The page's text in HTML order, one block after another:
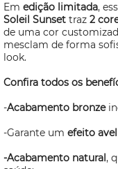
Em edição limitada,
Soleil Sunset traz 2
de uma cor
mesclam de forma
look.
Confira todos os
-Acabamento bronze
-Garante um efeito
-Acabamento natural,